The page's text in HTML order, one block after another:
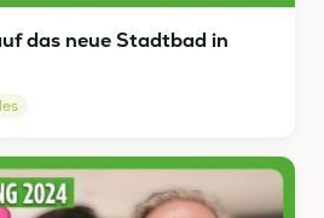
das neue Stadtbad in